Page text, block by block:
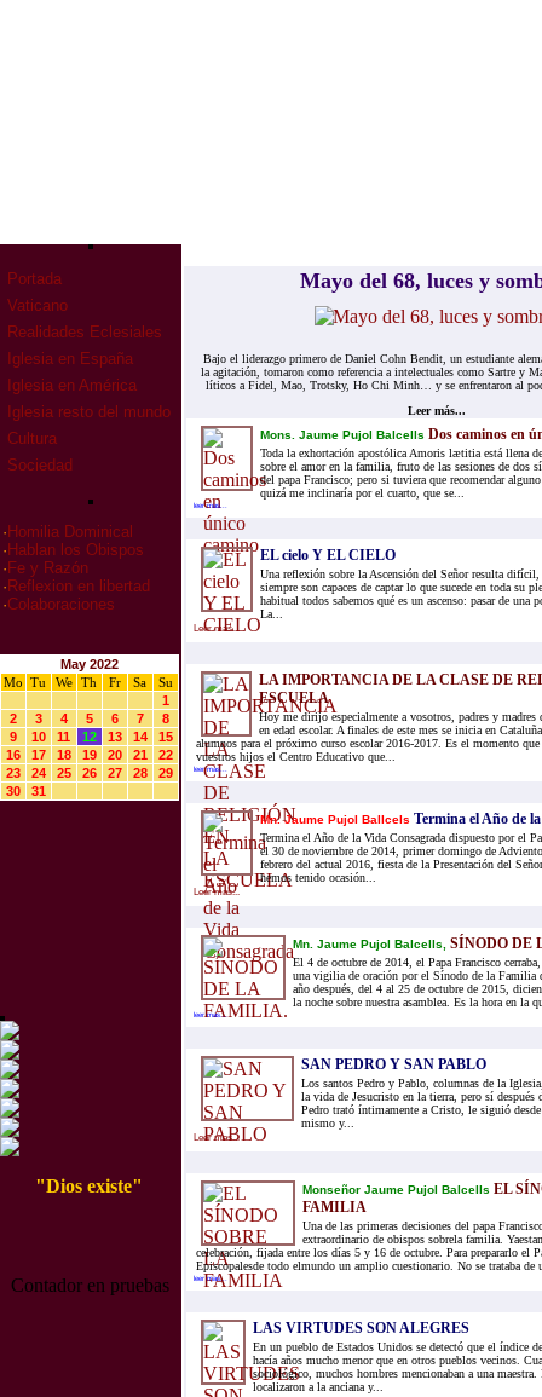
Portada
Vaticano
Realidades Eclesiales
Iglesia en España
Iglesia en América
Iglesia resto del mundo
Cultura
Sociedad
· Homilia Dominical
· Hablan los Obispos
· Fe y Razón
· Reflexion en libertad
·Colaboraciones
May 2022
Mo
Tu We Th Fr Sa
Su
1
2
3 4 5 6 7
8
9
10 11 12 13 14
15
16
17 18 19 20 21
22
23
24 25 26 27 28
29
30
31
"Dios existe"
Contador en pruebas
Mayo del 68, lu­ces y
Bajo el li­de­raz­go pri­me­ro de Da­niel Cohn Ben­dit, un es­tu­dian­te
la agi­ta­ción, to­ma­ron como re­fe­ren­cia a in­te­lec­tua­les como Sar­tre y
lí­ti­cos a Fi­del, Mao, Trotsky, Ho Chi Minh… y se en­fren­ta­ron al
Leer más...
Mons. Jaume Pujol Balcells Dos caminos en
Toda la exhortación apostólica Amoris lætitia está llena
sobre el amor en la familia, fruto de las sesiones de dos
del papa Francisco; pero si tuviera que recomendar
quizá me inclinaría por el cuarto, que se...
leer mas...
EL cielo Y EL CIELO
Una reflexión sobre la Ascensión del Señor resulta difícil,
siempre son capaces de captar lo que sucede en toda su
habitual todos sabemos qué es un ascenso: pasar de una
La...
Leer mas...
LA IMPORTANCIA DE LA CLASE DE
ESCUELA
Hoy me dirijo especialmente a vosotros, padres y
en edad escolar. A finales de este mes se inicia en
alumnos para el próximo curso escolar 2016-2017. Es el momento que
vuestros hijos el Centro Educativo que...
leer mas...
Mn. Jaume Pujol Ballcels Termina el Año de
Termina el Año de la Vida Consagrada dispuesto por el
el 30 de noviembre de 2014, primer domingo de
febrero del actual 2016, fiesta de la Presentación del
hemos tenido ocasión...
Leer mas...
Mn. Jaume Pujol Balcells, SÍNODO DE
El 4 de octubre de 2014, el Papa Francisco
una vigilia de oración por el Sínodo de la Familia
año después, del 4 al 25 de octubre de 2015,
la noche sobre nuestra asamblea. Es la hora en la
leer mas...
SAN PEDRO Y SAN PABLO
Los santos Pedro y Pablo, columnas de la
la vida de Jesucristo en la tierra, pero sí después
Pedro trató íntimamente a Cristo, le siguió
mismo y...
Leer mas...
Monseñor Jaume Pujol Balcells EL
FAMILIA
Una de las primeras decisiones del papa
extraordinario de obispos sobrela familia.
celebración, fijada entre los días 5 y 16 de octubre. Para prepararlo el
Episcopalesde todo elmundo un amplio cuestionario. No se trataba de
leer mas...
LAS VIRTUDES SON ALEGRES
En un pueblo de Estados Unidos se detectó que el índice
hacía años mucho menor que en otros pueblos vecinos.
sociológico, muchos hombres mencionaban a una
localizaron a la anciana y...